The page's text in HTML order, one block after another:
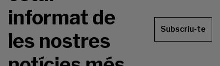
informat de
les nostres
Subscriu-te